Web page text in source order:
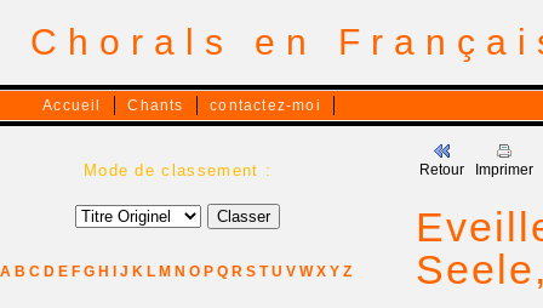
Chorals en
Accueil Chants contactez-moi
Mode de classement :
A B C D E F G H J K L M N O P Q R S T U V W X Y Z
Retour Imprimer